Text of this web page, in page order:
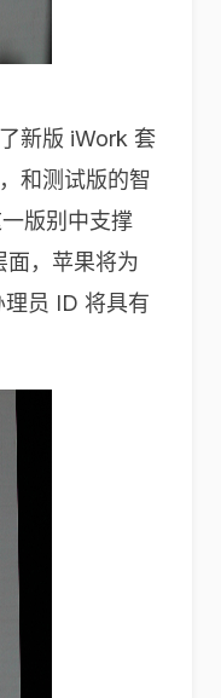
新版 iWork 套
和测试版的智
版别中支撑
，苹果将为
员 ID 将具有